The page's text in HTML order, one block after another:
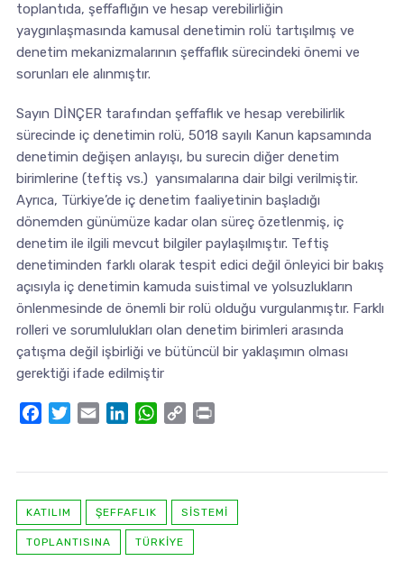
toplantıda, şeffaflığın ve hesap verebilirliğin
yaygınlaşmasında kamusal denetimin rolü tartışılmış ve
denetim mekanizmalarının şeffaflık sürecindeki önemi ve
sorunları ele alınmıştır.
Sayın DİNÇER tarafından şeffaflık ve hesap verebilirlik
sürecinde iç denetimin rolü, 5018 sayılı Kanun kapsamında
denetimin değişen anlayışı, bu surecin diğer denetim
birimlerine (teftiş vs.) yansımalarına dair bilgi verilmiştir.
Ayrıca, Türkiye’de iç denetim faaliyetinin başladığı
dönemden günümüze kadar olan süreç özetlenmiş, iç
denetim ile ilgili mevcut bilgiler paylaşılmıştır. Teftiş
denetiminden farklı olarak tespit edici değil önleyici bir bakış
açısıyla iç denetimin kamuda suistimal ve yolsuzlukların
önlenmesinde de önemli bir rolü olduğu vurgulanmıştır. Farklı
rolleri ve sorumlulukları olan denetim birimleri arasında
çatışma değil işbirliği ve bütüncül bir yaklaşımın olması
gerektiği ifade edilmiştir
FacebookTwitter
Email LinkedInWhatsApp
Copy
KATILIM ŞEFFAFLIK SISTEMI
TOPLANTISINA TÜRKIYE